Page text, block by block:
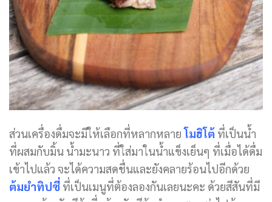
ส่วนเครื่องดื่มจะมีให้เลือกที่หลากหลายโมฮิโต้ ที่เป็นน้ำ
ที่ผสมกับมิ้น น้ำมะนาว ที่ใส่มาในน้ำแข็งเย็นๆ ที่เมื่อได้ดื่ม
เข้าไปแล้ว จะได้ความสดชื่นและยังคลายร้อนไปอีกด้วย
ต้มยำทิปซี่ ที่เป็นเมนูที่ต้องลองกันเลยนะคะ ด้วยสีสันที่มี